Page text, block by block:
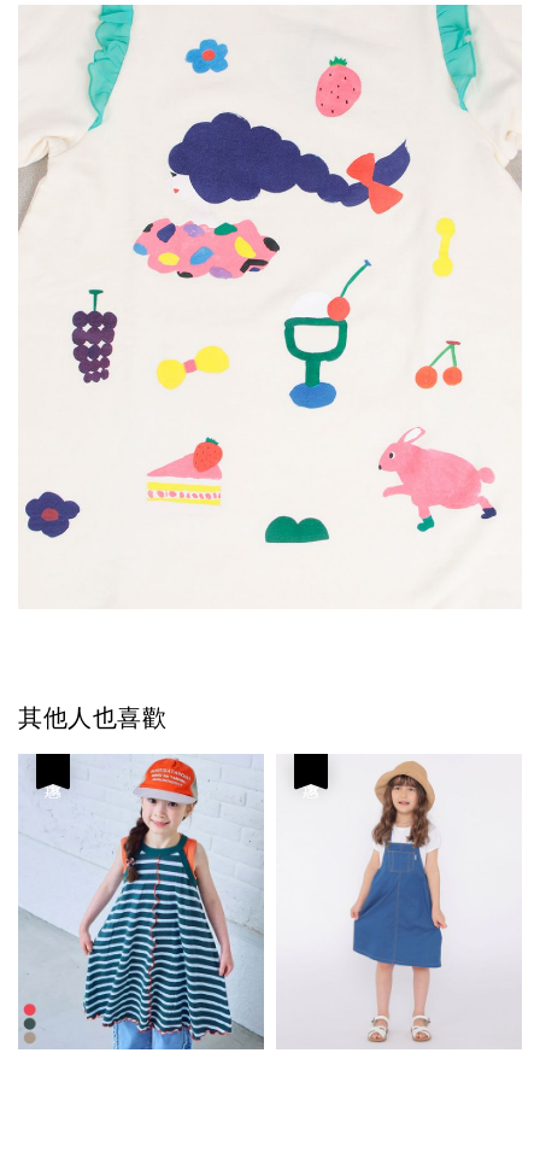
其他人也喜歡